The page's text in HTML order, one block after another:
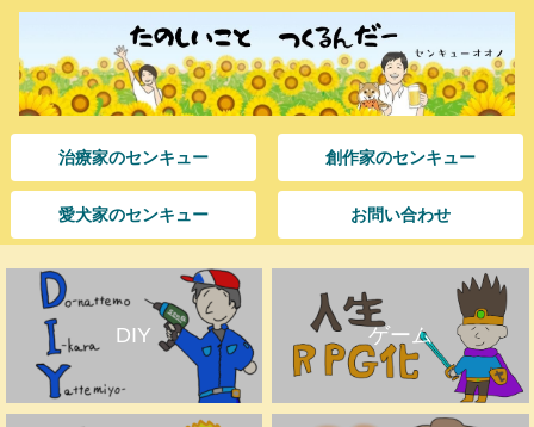
治療家のセンキュー 創作家のセンキュー
愛犬家のセンキュー お問い合わせ
DIY ゲーム